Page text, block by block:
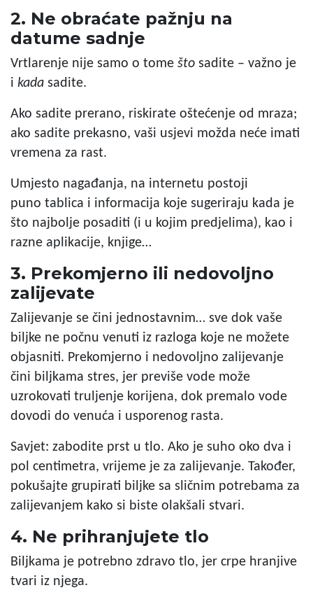
2. Ne obraćate pažnju na
datume sadnje
Vrtlarenje nije samo o tome što sadite – važno je
i kada sadite.
Ako sadite prerano, riskirate oštećenje od mraza;
ako sadite prekasno, vaši usjevi možda neće imati
vremena za rast.
Umjesto nagađanja, na internetu postoji
puno tablica i informacija koje sugeriraju kada je
što najbolje posaditi (i u kojim predjelima), kao i
razne aplikacije, knjige…
3. Prekomjerno ili nedovoljno
zalijevate
Zalijevanje se čini jednostavnim… sve dok vaše
biljke ne počnu venuti iz razloga koje ne možete
objasniti. Prekomjerno i nedovoljno zalijevanje
čini biljkama stres, jer previše vode može
uzrokovati truljenje korijena, dok premalo vode
dovodi do venuća i usporenog rasta.
Savjet: zabodite prst u tlo. Ako je suho oko dva i
pol centimetra, vrijeme je za zalijevanje. Također,
pokušajte grupirati biljke sa sličnim potrebama za
zalijevanjem kako si biste olakšali stvari.
4. Ne prihranjujete tlo
Biljkama je potrebno zdravo tlo, jer crpe hranjive
tvari iz njega.